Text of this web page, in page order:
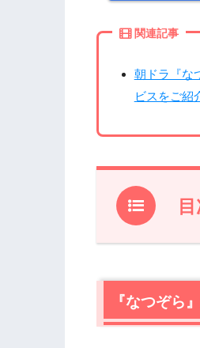
関連記事
朝ドラ『な
ビスをご紹
目
1.『なつぞ
2.1終幕、
2.2絵を
『なつぞら